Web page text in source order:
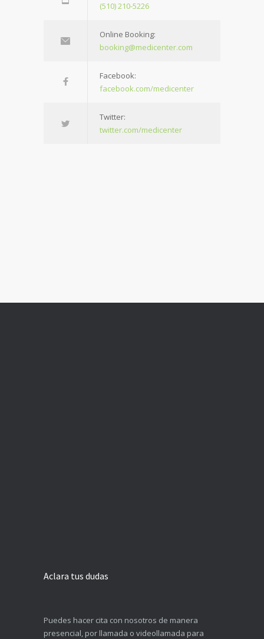
(510) 210-5226
Online Booking:
booking@medicenter.com
Facebook:
facebook.com/medicenter
Twitter:
twitter.com/medicenter
Aclara tus dudas
Puedes hacer cita con nosotros de manera
presencial, por llamada o videollamada para